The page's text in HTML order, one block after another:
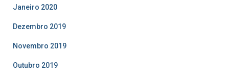
Janeiro 2020
Dezembro 2019
Novembro 2019
Outubro 2019